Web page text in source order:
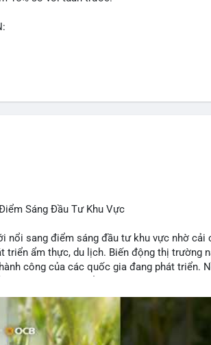
Chainlink, Litecoin, Tesla, UFC, Premier
Clarity Act, IMF nói stablecoin địa phương
người bán tăng.
tập trung vào stablecoin, theo dõi US
Sáng Đầu Tư Khu Vực
nổi sang điểm sáng đầu tư khu vực nhờ cải
triển ẩm thực, du lịch. Biến động thị trường
công của các quốc gia đang phát triển.